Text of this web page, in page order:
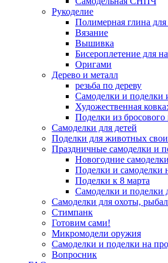
Рукоделие
Полимерная глина
Вязание
Вышивка
Бисероплетение для
Оригами
Дерево и металл
резьба по дереву
Самоделки и поделки
Художественная
Поделки из
Самоделки для детей
Поделки для животных
Праздничные самоделки и
Новогодние
Поделки и самоделки
Поделки к 8 марта
Самоделки и поделки
Самоделки для охоты,
Стимпанк
Готовим сами!
Микромодели оружия
Самоделки и поделки на
Вопросник